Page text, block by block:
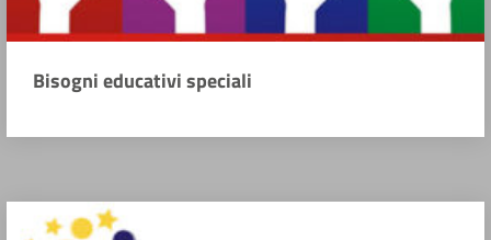
Bisogni educativi speciali